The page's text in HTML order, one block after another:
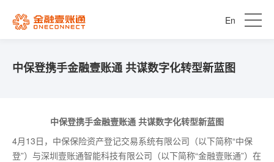
En
中保登携手金融壹账通 共谋数字化转型新蓝图
中保登携手金融壹账通 共谋数字化转型新蓝图
4月13日，中保保险资产登记交易系统有限公司（以下简称“中保
登”）与深圳壹账通智能科技有限公司（以下简称“金融壹账通”）在